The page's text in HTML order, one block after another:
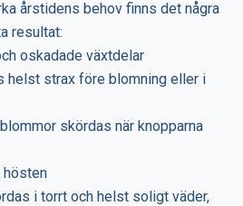
årstidens behov finns det några
resultat:
oskadade växtdelar
helst strax före blomning eller i
skördas när knopparna
hösten
i torrt och helst soligt väder,